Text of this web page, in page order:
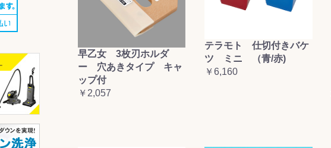
早乙女 3枚刃ホルダ
ー 穴あきタイプ キャ
ップ付
￥2,057
テラモト 仕切付きバケ
ツ ミニ （青/赤)
￥6,160